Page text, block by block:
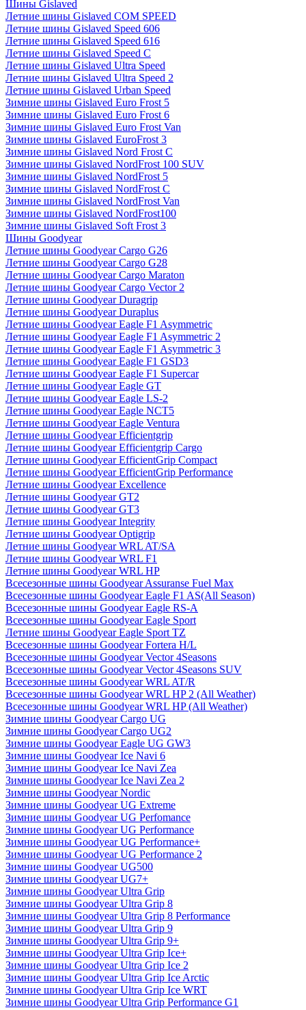
Шины Gislaved
Летние шины Gislaved COM SPEED
Летние шины Gislaved Speed 606
Летние шины Gislaved Speed 616
Летние шины Gislaved Speed C
Летние шины Gislaved Ultra Speed
Летние шины Gislaved Ultra Speed 2
Летние шины Gislaved Urban Speed
Зимние шины Gislaved Euro Frost 5
Зимние шины Gislaved Euro Frost 6
Зимние шины Gislaved Euro Frost Van
Зимние шины Gislaved EuroFrost 3
Зимние шины Gislaved Nord Frost C
Зимние шины Gislaved NordFrost 100 SUV
Зимние шины Gislaved NordFrost 5
Зимние шины Gislaved NordFrost C
Зимние шины Gislaved NordFrost Van
Зимние шины Gislaved NordFrost100
Зимние шины Gislaved Soft Frost 3
Шины Goodyear
Летние шины Goodyear Cargo G26
Летние шины Goodyear Cargo G28
Летние шины Goodyear Cargo Maraton
Летние шины Goodyear Cargo Vector 2
Летние шины Goodyear Duragrip
Летние шины Goodyear Duraplus
Летние шины Goodyear Eagle F1 Asymmetric
Летние шины Goodyear Eagle F1 Asymmetric 2
Летние шины Goodyear Eagle F1 Asymmetric 3
Летние шины Goodyear Eagle F1 GSD3
Летние шины Goodyear Eagle F1 Supercar
Летние шины Goodyear Eagle GT
Летние шины Goodyear Eagle LS-2
Летние шины Goodyear Eagle NCT5
Летние шины Goodyear Eagle Ventura
Летние шины Goodyear Efficientgrip
Летние шины Goodyear Efficientgrip Cargo
Летние шины Goodyear EfficientGrip Compact
Летние шины Goodyear EfficientGrip Performance
Летние шины Goodyear Excellence
Летние шины Goodyear GT2
Летние шины Goodyear GT3
Летние шины Goodyear Integrity
Летние шины Goodyear Optigrip
Летние шины Goodyear WRL AT/SA
Летние шины Goodyear WRL F1
Летние шины Goodyear WRL HP
Всесезонные шины Goodyear Assuranse Fuel Max
Всесезонные шины Goodyear Eagle F1 AS(All Season)
Всесезонные шины Goodyear Eagle RS-A
Всесезонные шины Goodyear Eagle Sport
Летние шины Goodyear Eagle Sport TZ
Всесезонные шины Goodyear Fortera H/L
Всесезонные шины Goodyear Vector 4Seasons
Всесезонные шины Goodyear Vector 4Seasons SUV
Всесезонные шины Goodyear WRL AT/R
Всесезонные шины Goodyear WRL HP 2 (All Weather)
Всесезонные шины Goodyear WRL HP (All Weather)
Зимние шины Goodyear Cargo UG
Зимние шины Goodyear Cargo UG2
Зимние шины Goodyear Eagle UG GW3
Зимние шины Goodyear Ice Navi 6
Зимние шины Goodyear Ice Navi Zea
Зимние шины Goodyear Ice Navi Zea 2
Зимние шины Goodyear Nordic
Зимние шины Goodyear UG Extreme
Зимние шины Goodyear UG Perfomance
Зимние шины Goodyear UG Performance
Зимние шины Goodyear UG Performance+
Зимние шины Goodyear UG Performance 2
Зимние шины Goodyear UG500
Зимние шины Goodyear UG7+
Зимние шины Goodyear Ultra Grip
Зимние шины Goodyear Ultra Grip 8
Зимние шины Goodyear Ultra Grip 8 Performance
Зимние шины Goodyear Ultra Grip 9
Зимние шины Goodyear Ultra Grip 9+
Зимние шины Goodyear Ultra Grip Ice+
Зимние шины Goodyear Ultra Grip Ice 2
Зимние шины Goodyear Ultra Grip Ice Arctic
Зимние шины Goodyear Ultra Grip Ice WRT
Зимние шины Goodyear Ultra Grip Performance G1